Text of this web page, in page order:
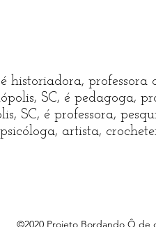
historiadora,
SC, é pedagoga,
SC, é professora,
artista,
©2020 Projeto Bordando Ô de